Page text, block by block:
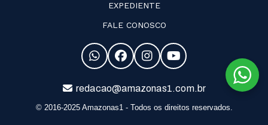
EXPEDIENTE
FALE CONOSCO
redacao@amazonas1.com.br
© 2016-2025 Amazonas1 - Todos os direitos reservados.